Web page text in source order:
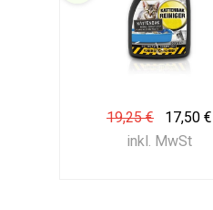
19,25 €
17,50 €
inkl. MwSt